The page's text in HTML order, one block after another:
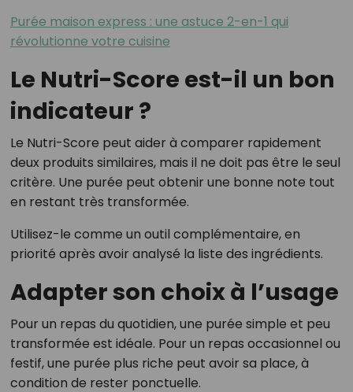
Purée maison express : une astuce 2-en-1 qui
révolutionne votre cuisine
Le Nutri-Score est-il un bon
indicateur ?
Le Nutri-Score peut aider à comparer rapidement
deux produits similaires, mais il ne doit pas être le seul
critère. Une purée peut obtenir une bonne note tout
en restant très transformée.
Utilisez-le comme un outil complémentaire, en
priorité après avoir analysé la liste des ingrédients.
Adapter son choix à l’usage
Pour un repas du quotidien, une purée simple et peu
transformée est idéale. Pour un repas occasionnel ou
festif, une purée plus riche peut avoir sa place, à
condition de rester ponctuelle.